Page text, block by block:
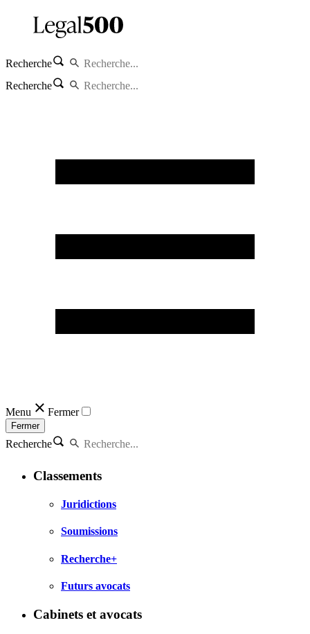
Recherche
Recherche
Menu Fermer
Fermer
Recherche
Classements
Juridictions
Soumissions
Recherche+
Futurs avocats
Cabinets et avocats